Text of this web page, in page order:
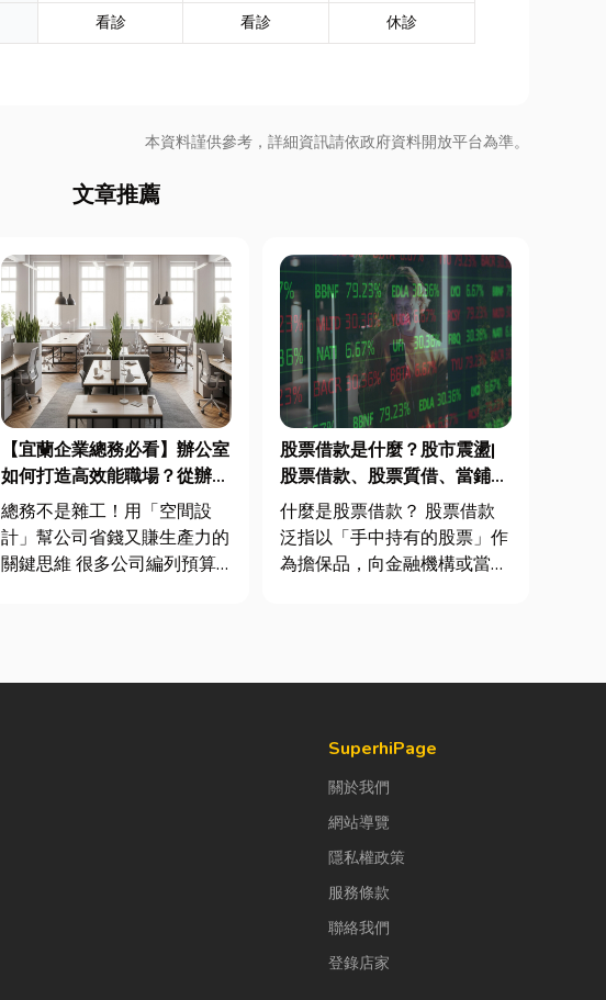
看診 看診 休診
本資料謹供參考，詳細資訊請依政府資料開放平台為準。
文章推薦
【宜蘭企業總務必看】辦公室
如何打造高效能職場？從辦公
桌椅、系統屏風到空間設計關
鍵！
總務不是雜工！用「空間設
計」幫公司省錢又賺生產力的
關鍵思維 很多公司編列預算
股票借款是什麼？股市震盪|
股票借款、股票質借、當鋪借
款完整比較
什麼是股票借款？ 股票借款
泛指以「手中持有的股票」作
為擔保品，向金融機構或當舖
款，以...SuperhiPage
關於我們
網站導覽
隱私權政策
服務條款
聯絡我們
登錄店家